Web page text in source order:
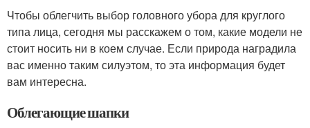
Чтобы облегчить выбор головного убора для круглого
типа лица, сегодня мы расскажем о том, какие модели не
стоит носить ни в коем случае. Если природа наградила
вас именно таким силуэтом, то эта информация будет
вам интересна.
Облегающие шапки